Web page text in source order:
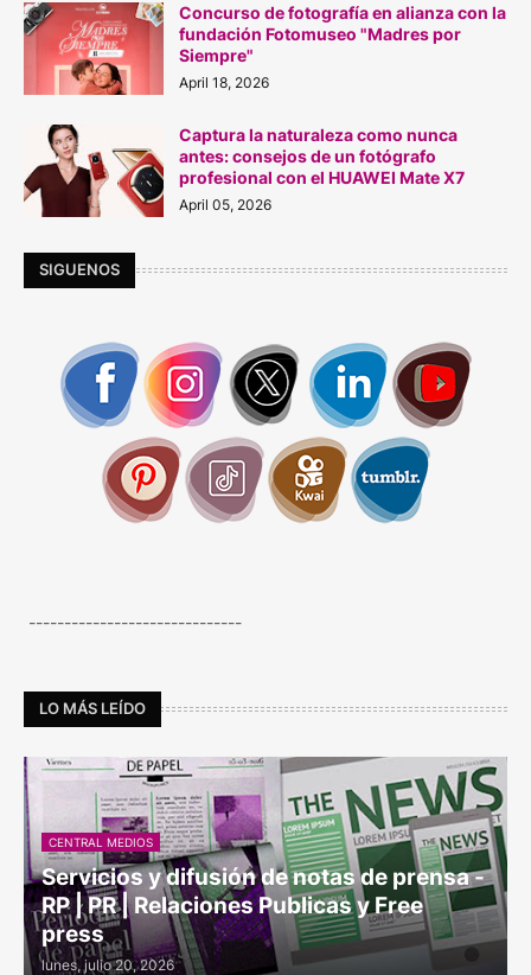
Concurso de fotografía en alianza con la
fundación Fotomuseo "Madres por
Siempre"
April 18, 2026
Captura la naturaleza como nunca
antes: consejos de un fotógrafo
profesional con el HUAWEI Mate X7
April 05, 2026
SIGUENOS
------------------------------
LO MÁS LEÍDO
CENTRAL MEDIOS
Servicios y difusión de notas de prensa -
RP | PR | Relaciones Publicas y Free
press
lunes, julio 20, 2026